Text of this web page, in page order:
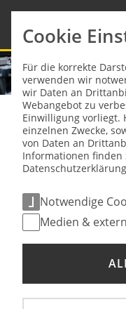
Sie sind hier: NEWS
News
Cookie
Für die korrekte
verwenden wir
wir Daten an
Webangebot zu
Einwilligung vorliegt.
einzelnen Zwecke,
von Daten an
Informationen finden
Notwendige
Medien &